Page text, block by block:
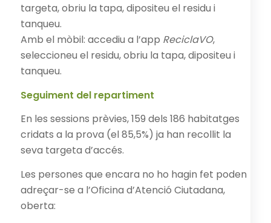
targeta, obriu la tapa, dipositeu el residu i
tanqueu.
Amb el mòbil: accediu a l’app ReciclaVO,
seleccioneu el residu, obriu la tapa, dipositeu i
tanqueu.
Seguiment del repartiment
En les sessions prèvies, 159 dels 186 habitatges
cridats a la prova (el 85,5%) ja han recollit la
seva targeta d’accés.
Les persones que encara no ho hagin fet poden
adreçar-se a l’Oficina d’Atenció Ciutadana,
oberta: